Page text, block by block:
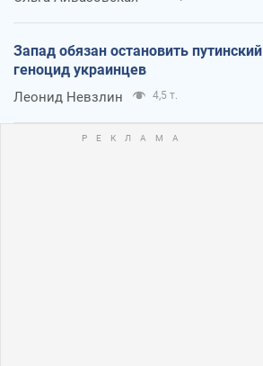
Запад обязан остановить путинский
геноцид украинцев
Леонид Невзлин 4,5 т.